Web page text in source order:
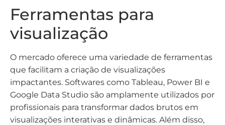
Ferramentas para
visualização
O mercado oferece uma variedade de ferramentas
que facilitam a criação de visualizações
impactantes. Softwares como Tableau, Power BI e
Google Data Studio são amplamente utilizados por
profissionais para transformar dados brutos em
visualizações interativas e dinâmicas. Além disso,